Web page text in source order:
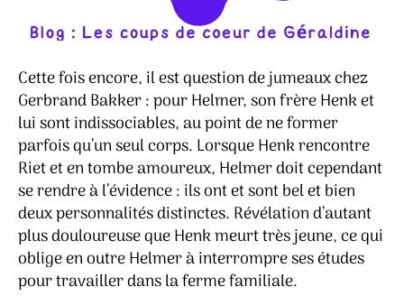
Cette fois encore, il est question de jumeaux chez
Gerbrand Bakker : pour Helmer, son frère Henk et
lui sont indissociables, au point de ne former
parfois qu’un seul corps. Lorsque Henk rencontre
Riet et en tombe amoureux, Helmer doit cependant
se rendre à l’évidence : ils ont et sont bel et bien
deux personnalités distinctes. Révélation d’autant
plus douloureuse que Henk meurt très jeune, ce qui
oblige en outre Helmer à interrompre ses études
pour travailler dans la ferme familiale.